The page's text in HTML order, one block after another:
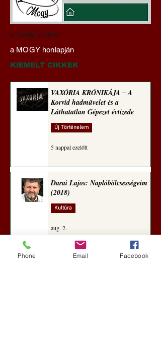
A „Föld legnagyobb
betekintést nyújt
disztópiánk lényegébe
a Szilaj Csikón
a MOGY honlapján
KIEMELT CIKKEK
VAXÓRIA KRÓNIKÁJA ‒ A
Korvid hadművelet és a
Láthatatlan Gépezet évtizede
Új Történelem
5 nappal ezelőtt
Darai Lajos: Naplóbölcsességeim
(2018)
Kultúra
aug. 2.
Phone Email Facebook